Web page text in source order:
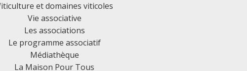
et domaines viticoles
Vie associative
Les associations
Le programme associatif
Médiathèque
La Maison Pour Tous